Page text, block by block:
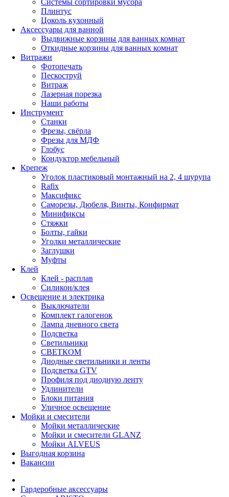
Плинтус
Цоколь кухонный
Аксессуары для ванной
Выдвижные корзины для ванных комнат
Откидные корзины для ванных комнат
Витражи
Фотопечать
Пескоструй
Витраж
Лазерная порезка
Наши работы
Инструмент
Станки
Фрезы, свёрла
Фрезы для МДФ
Глобус
Кондуктор мебельный
Крепеж
Уголок пластиковый монтажный на 2, 4 шурупа
Rafix
Максификс
Саморезы, Дюбеля, Винты, Конфирмат
Минификсы
Стяжки
Болты, гайки
Уголки металлические
Заглушки
Муфты
Клей
Клей - расплав
Силикон/клея
Освещение и электрика
Выключатели
Комплект галогенок
Лампа дневного света
Подсветка
Светильники
СВЕТКОМ
Диодные светильники и ленты
Подсветка GTV
Профиля под диодную ленту
Удлинители
Блоки питания
Уличное освещение
Мойки и смесители
Мойки металлические
Мойки и смесители GLANZ
Мойки ALVEUS
Выгодная корзина
Вакансии
Гардеробные аксессуары